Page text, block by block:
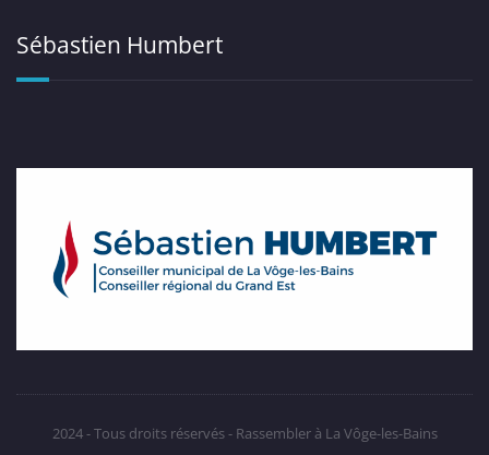
Sébastien Humbert
2024 - Tous droits réservés - Rassembler à La Vôge-les-Bains